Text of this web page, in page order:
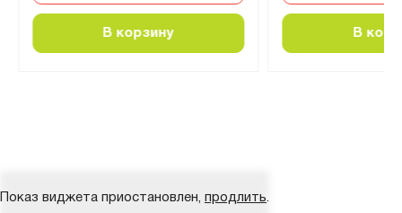
В корзину В
Показ виджета приостановлен, продлить.